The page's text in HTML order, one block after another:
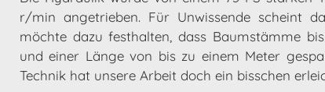
r/min angetrieben. Für Unwissende scheint
möchte dazu festhalten, dass Baumstämme
und einer Länge von bis zu einem Meter
Technik hat unsere Arbeit doch ein bisschen